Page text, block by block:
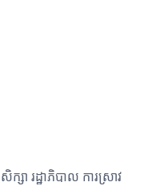
រដ្ឋាភិបាល ការស្រាវ